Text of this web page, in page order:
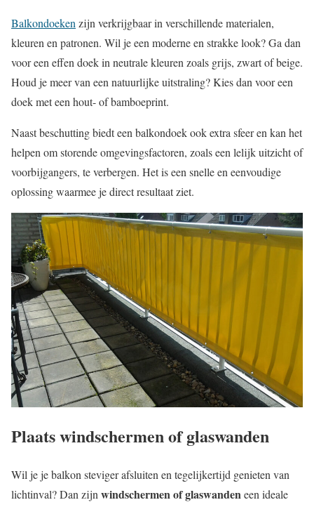
Balkondoeken zijn verkrijgbaar in verschillende materialen,
kleuren en patronen. Wil je een moderne en strakke look? Ga dan
voor een effen doek in neutrale kleuren zoals grijs, zwart of beige.
Houd je meer van een natuurlijke uitstraling? Kies dan voor een
doek met een hout- of bamboeprint.
Naast beschutting biedt een balkondoek ook extra sfeer en kan het
helpen om storende omgevingsfactoren, zoals een lelijk uitzicht of
voorbijgangers, te verbergen. Het is een snelle en eenvoudige
oplossing waarmee je direct resultaat ziet.
Plaats windschermen of glaswanden
Wil je je balkon steviger afsluiten en tegelijkertijd genieten van
lichtinval? Dan zijn windschermen of glaswandeneen ideale